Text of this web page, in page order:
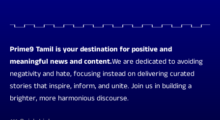
Prime9 Tamil is your destination for positive and
meaningful news and content.We are dedicated to avoiding
negativity and hate, focusing instead on delivering curated
stories that inspire, inform, and unite. Join us in building a
brighter, more harmonious discourse.